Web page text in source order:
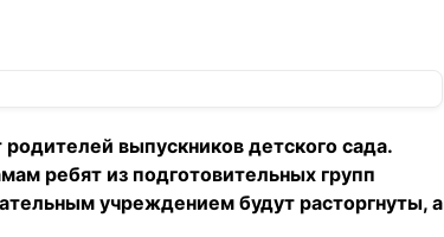
выпускников детского сада.
ребят из подготовительных групп
учреждением будут расторгнуты, а